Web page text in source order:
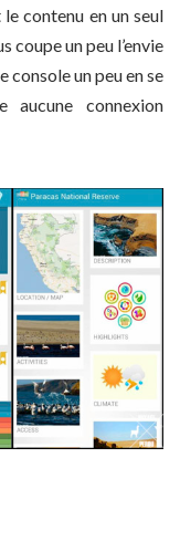
contenu en un seul
coupe un peu l’envie
console un peu en se
aucune connexion